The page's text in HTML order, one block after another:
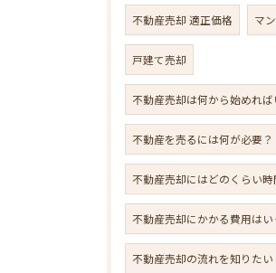
不動産売却 適正価格 マ
戸建て売却
不動産売却は何から始めれば
不動産を売るには何が必要？
不動産売却にはどのくらい時
不動産売却にかかる費用はい
不動産売却の流れを知りたい